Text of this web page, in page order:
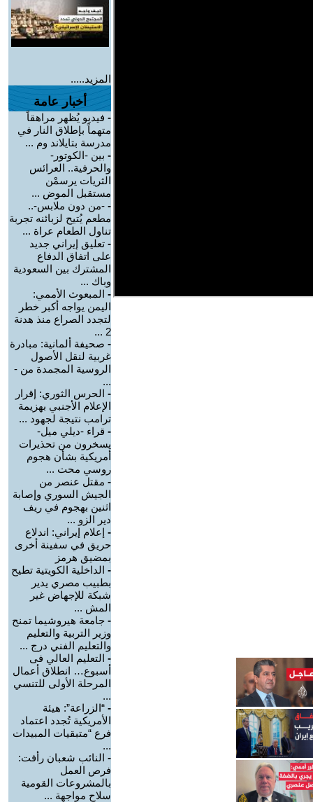
المزيد.....
أخبار عامة
- فيديو يُظهر مراهقاً
متهماً بإطلاق النار في
مدرسة بتايلاند وم ...
- بين -الكوتور-
والحرفية.. العرائس
الثريات يرسمْن
مستقبل الموض ...
- -من دون ملابس-..
مطعم يُتيح لزبائنه تجربة
تناول الطعام عراة ...
- تعليق إيراني جديد
على اتفاق الدفاع
المشترك بين السعودية
وباك ...
- المبعوث الأممي:
اليمن يواجه أكبر خطر
لتجدد الصراع منذ هدنة
2 ...
- صحيفة ألمانية: مبادرة
غربية لنقل الأصول
الروسية المجمدة من -
...
- الحرس الثوري: إقرار
الإعلام الأجنبي بهزيمة
ترامب نتيجة لجهود ...
- قراء -ديلي ميل-
يسخرون من تحذيرات
أمريكية بشأن هجوم
روسي محت ...
- مقتل عنصر من
الجيش السوري وإصابة
اثنين بهجوم في ريف
دير الزو ...
- إعلام إيراني: اندلاع
حريق في سفينة أخرى
بمضيق هرمز
- الداخلية الكويتية تطيح
بطبيب مصري يدير
شبكة للإجهاض غير
المش ...
- جامعة هيروشيما تمنح
وزير التربية والتعليم
والتعليم الفني درج ...
- التعليم العالي فى
أسبوع… انطلاق أعمال
المرحلة الأولى للتنسي
...
- “الزراعة”: هيئة
الأمريكية تُجدد اعتماد
فرع “متبقيات المبيدات
...
- النائب شعبان رأفت:
فرص العمل
بالمشروعات القومية
سلاح مواجهة ...